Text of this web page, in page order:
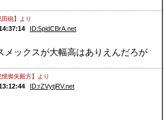
砲】 より
ID:5pidCBrA.net
メックスが大幅高はありえんだろが
喪失殿方】 より
ID:rZVytjRV.net